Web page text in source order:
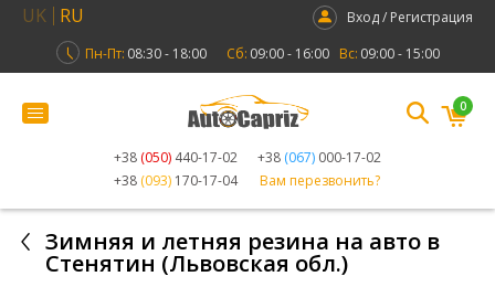
UK RU
Вход / Регистрация
Пн-Пт: 08:30 - 18:00 Сб: 09:00 - 16:00 Вс: 09:00 - 15:00
+38 (050) 440-17-02 +38 (067) 000-17-02
+38 (093) 170-17-04 Вам перезвонить?
0
Зимняя и летняя резина на авто в
Стенятин (Львовская обл.)